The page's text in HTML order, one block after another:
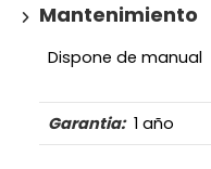
Mantenimiento
Dispone de manual
Garantia: 1 año